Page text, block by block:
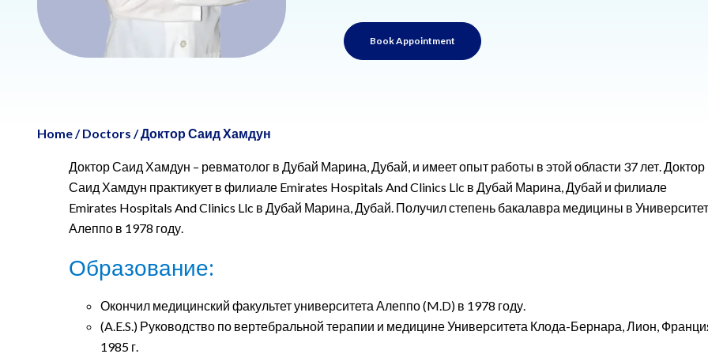
Book Appointment
Home/ Doctors /Доктор Саид Хамдун
Доктор Саид Хамдун – ревматолог в Дубай Марина, Дубай, и имеет опыт работы в этой области 37 лет. Доктор
Саид Хамдун практикует в филиале Emirates Hospitals And Clinics Llc в Дубай Марина, Дубай и филиале
Emirates Hospitals And Clinics Llc в Дубай Марина, Дубай. Получил степень бакалавра медицины в
Алеппо в 1978 году.
Образование:
Окончил медицинский факультет университета Алеппо (M.D) в 1978 году.
(A.E.S.) Руководство по вертебральной терапии и медицине Университета Клода-Бернара, Лион,
1985 г.